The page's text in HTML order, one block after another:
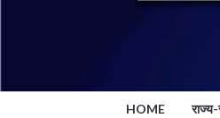
HOME